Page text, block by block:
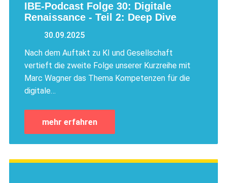
IBE-Podcast Folge 30: Digitale
Renaissance - Teil 2: Deep Dive
30.09.2025
Nach dem Auftakt zu KI und Gesellschaft
vertieft die zweite Folge unserer Kurzreihe mit
Marc Wagner das Thema Kompetenzen für die
digitale…
mehr erfahren